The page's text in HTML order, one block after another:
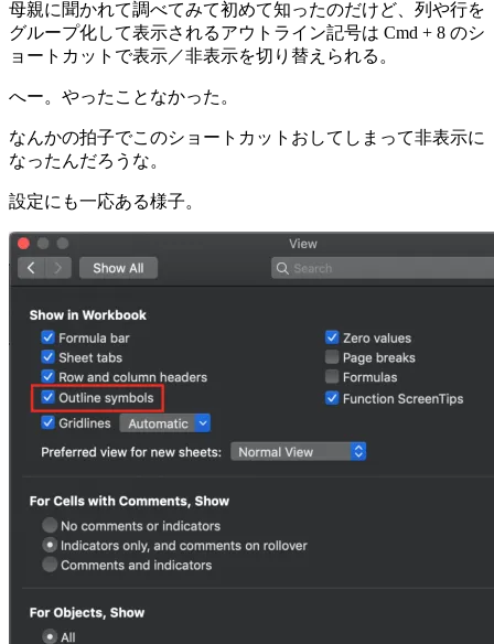
母親に聞かれて調べてみて初めて知ったのだけど、列や行を
グループ化して表示されるアウトライン記号は Cmd + 8 のシ
ョートカットで表示／非表示を切り替えられる。
へー。やったことなかった。
なんかの拍子でこのショートカットおしてしまって非表示に
なったんだろうな。
設定にも一応ある様子。